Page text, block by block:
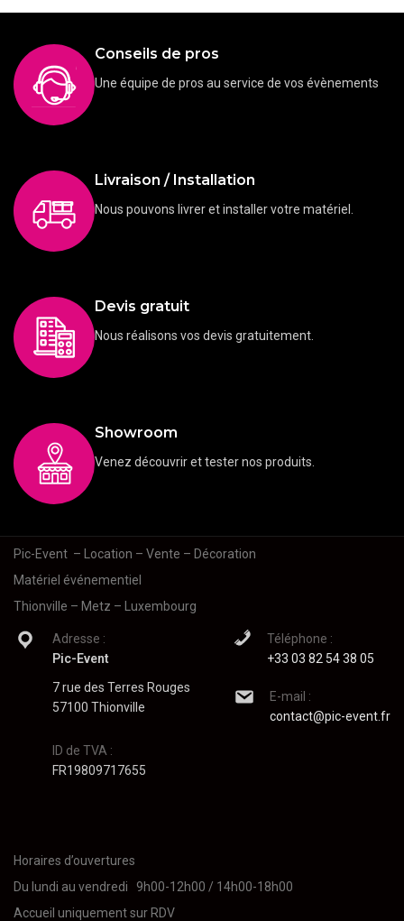
Conseils de pros
Une équipe de pros au service de vos évènements
Livraison / Installation
Nous pouvons livrer et installer votre matériel.
Devis gratuit
Nous réalisons vos devis gratuitement.
Showroom
Venez découvrir et tester nos produits.
Pic-Event – Location – Vente – Décoration
Matériel événementiel
Thionville – Metz – Luxembourg
Adresse :
Pic-Event
7 rue des Terres Rouges
57100 Thionville
ID de TVA :
FR19809717655
Téléphone :
+33 03 82 54 38 05
E-mail :
contact@pic-event.fr
Horaires d’ouvertures
Du lundi au vendredi 9h00-12h00 / 14h00-18h00
Accueil uniquement sur RDV